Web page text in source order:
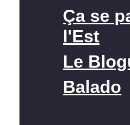
Ça se
l'Est
Le
Balado